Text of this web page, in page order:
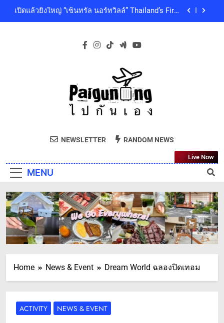
ที่สุด ปักหมุด 19 ธันวาคมนี้ ที่ทองสมบูรณ์คลับ เขา
ใหญ่
เปิดแล้วยิ่งใหญ่ “เซ็นทรัล นอร์ทวิลล์” Thailand’s First
ถวายความอาลัย และน้อมสำนึกในพระกรุณาธิคุณ
ของสมเด็จพระเจ้าลูกเธอ เจ้าฟ้าพัชรกิติยาภา นเรนทิ
เพื่อผู้บริโภคและสิ่งแวดล้อมที่ยั่งยืน
‘GMM SHOW’ ชวนสัมผัสฤดูแห่งความสุขกับ Chang
Cold Brew Cool Club Presents ‘นั่งเล่น 10’ เทศกาล
ดนตรีท่ามกลางธรรมชาติบรรยากาศดีที่สุดและสบาย
ที่สุด ปักหมุด 19 ธันวาคมนี้ ที่ทองสมบูรณ์คลับ เขา
เปิดแล้วยิ่งใหญ่ “เซ็นทรัล นอร์ทวิลล์” Thailand’s First
Outdoor-Inspired Indoor Shopping Centre ยกระดับ
คุณภาพชีวิตของผู้คนทุกเจเนอเรชัน
ของสมเด็จพระเจ้าลูกเธอ เจ้าฟ้าพัชรกิติยาภา นเรนทิ
ราเทพยวดี กรมหลวงราชสาริณีสิริพัชร มหาวัชรราช
ธิดา เป็นล้นพ้น
โออิชิ จับมือ เอสซีจีซี พัฒนาบรรจุภัณฑ์อาหารรักษ์
โลก ด้วยเทคโนโลยีย่อยสลายทางชีวภาพ “EcoRevo”
Paiguneng.com
NEWSLETTER RANDOM NEWS
MENU
Live Now
Home News & Event Dream World ฉลองปิดเทอม
ACTIVITY NEWS & EVENT